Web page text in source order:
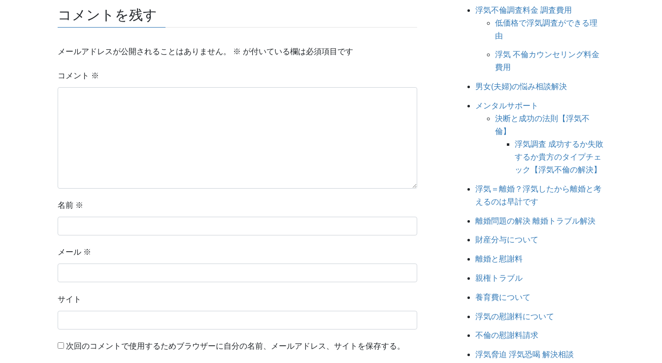
コメントを残す
メールアドレスが公開されることはありません。 ※ が付いている欄は必須項目です
コメント ※
名前 ※
メール ※
サイト
次回のコメントで使用するためブラウザーに自分の名前、メールアドレス、サイトを保存する。
浮気不倫調査料金 調査費用
低価格で浮気調査ができる理
由
浮気 不倫カウンセリング料金
費用
男女(夫婦)の悩み相談解決
メンタルサポート
決断と成功の法則【浮気不
倫】
浮気調査 成功するか失敗
するか貴方のタイプチェ
ック【浮気不倫の解決】
浮気＝離婚？浮気したから離婚と考
えるのは早計です
離婚問題の解決 離婚トラブル解決
財産分与について
離婚と慰謝料
親権トラブル
養育費について
浮気の慰謝料について
不倫の慰謝料請求
浮気脅迫 浮気恐喝 解決相談